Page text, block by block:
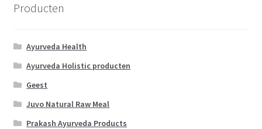
Producten
Ayurveda Health
Ayurveda Holistic producten
Geest
Juvo Natural Raw Meal
Prakash Ayurveda Products